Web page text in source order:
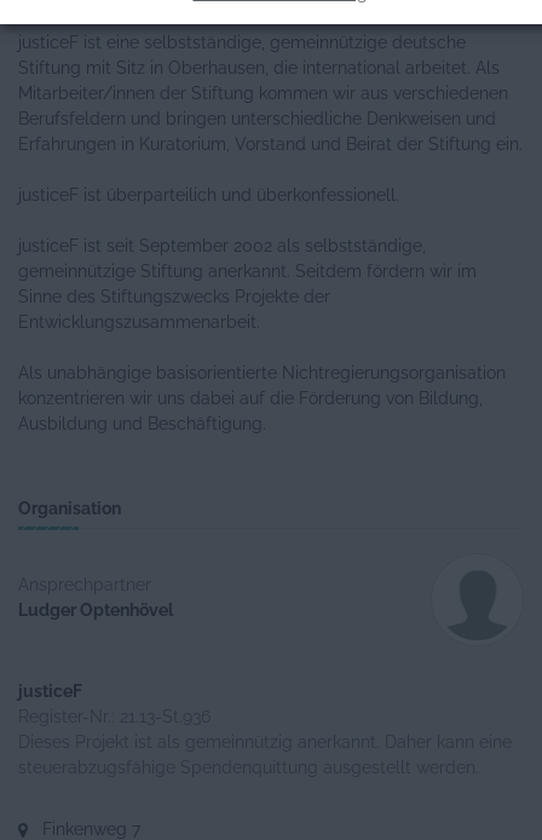
justiceF ist eine selbstständige, gemeinnützige deutsche
Stiftung mit Sitz in Oberhausen, die international arbeitet. Als
Mitarbeiter/innen der Stiftung kommen wir aus verschiedenen
Berufsfeldern und bringen unterschiedliche Denkweisen und
Erfahrungen in Kuratorium, Vorstand und Beirat der Stiftung ein.
justiceF ist überparteilich und überkonfessionell.
justiceF ist seit September 2002 als selbstständige,
gemeinnützige Stiftung anerkannt. Seitdem fördern wir im
Sinne des Stiftungszwecks Projekte der
Entwicklungszusammenarbeit.
Als unabhängige basisorientierte Nichtregierungsorganisation
konzentrieren wir uns dabei auf die Förderung von Bildung,
Ausbildung und Beschäftigung.
Organisation
Ludger Optenhövel
justiceF
Finkenweg 7